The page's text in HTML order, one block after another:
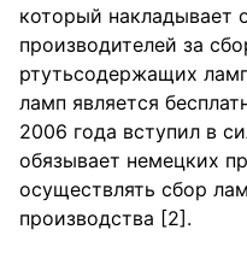
который накладывает
производителей за
ртутьсодержащих
ламп является
2006 года вступил в
обязывает немецких
осуществлять сбор
производства [2].